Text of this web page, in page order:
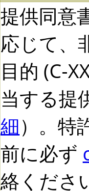
提供同意
応じて、
目的 (C-
当する提
細）。特
前に必ず
絡くださ